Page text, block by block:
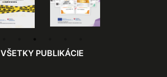
VŠETKY PUBLIKÁCIE